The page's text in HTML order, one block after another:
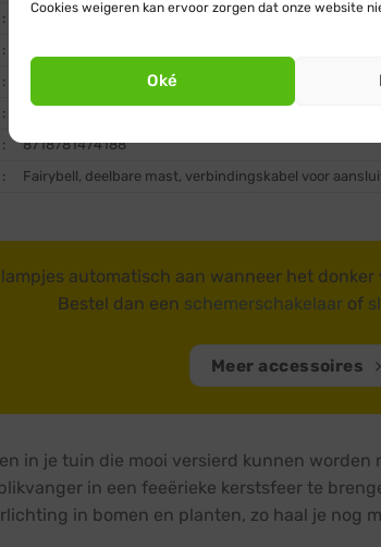
Cookies weigeren kan ervoor zorgen dat onze website
Oké
:
niet van toepassing
:
:
:
:
8718781474188
: Fairybell, deelbare mast, verbindingskabel voor
automatisch aan wanneer het
Bestel dan een schemerschakelaar of
Meer accessoires
in je tuin die mooi versierd kunnen
in een feeërieke kerstsfeer te
in bomen en planten, zo haal je nog